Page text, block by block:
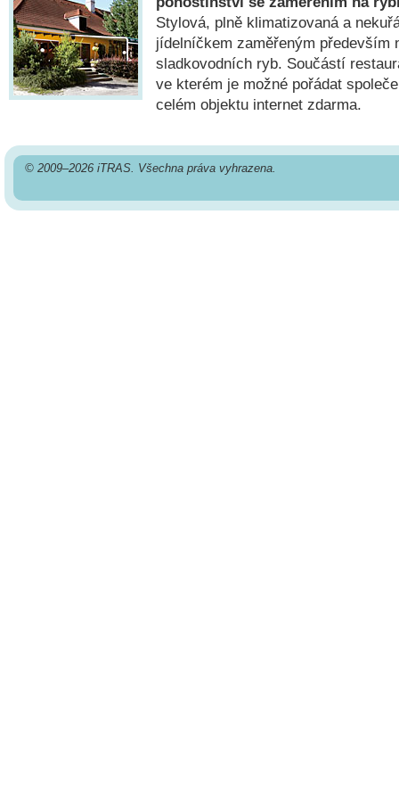
Stylová, plně klimatizovaná a
jídelníčkem zaměřeným především
sladkovodních ryb. Součástí
ve kterém je možné pořádat
celém objektu internet zdarma.
© 2009–2026 iTRAS. Všechna práva vyhrazena.